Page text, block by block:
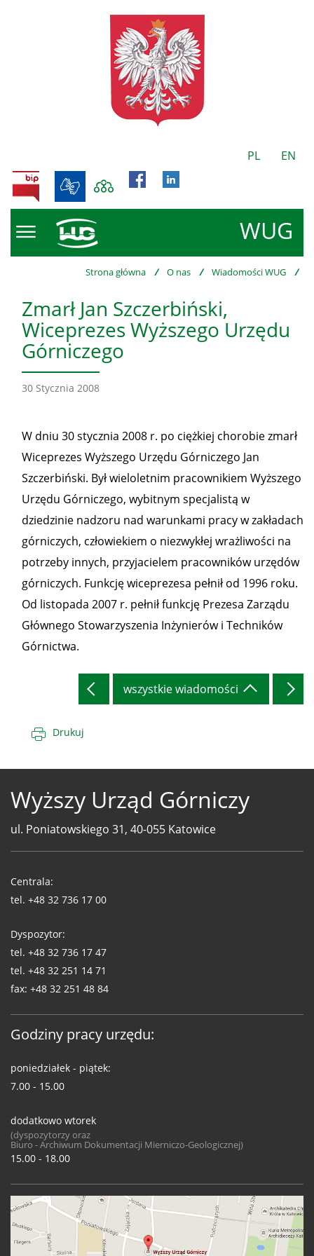
PL EN
WUG
BIP
Strona główna / O nas / Wiadomości WUG /
Zmarł Jan Szczerbiński,
Wiceprezes Wyższego Urzędu
Górniczego
30 Stycznia 2008
W dniu 30 stycznia 2008 r. po ciężkiej chorobie zmarł
Wiceprezes Wyższego Urzędu Górniczego Jan
Szczerbiński. Był wieloletnim pracownikiem Wyższego
Urzędu Górniczego, wybitnym specjalistą w
dziedzinie nadzoru nad warunkami pracy w zakładach
górniczych, człowiekiem o niezwykłej wrażliwości na
potrzeby innych, przyjacielem pracowników urzędów
górniczych. Funkcję wiceprezesa pełnił od 1996 roku.
Od listopada 2007 r. pełnił funkcję Prezesa Zarządu
Głównego Stowarzyszenia Inżynierów i Techników
Górnictwa.
wszystkie wiadomości
Drukuj
Wyższy Urząd Górniczy
ul. Poniatowskiego 31, 40-055 Katowice
WUG
Centrala:
tel. +48 32 736 17 00
Dyspozytor:
tel. +48 32 736 17 47
tel. +48 32 251 14 71
fax: +48 32 251 48 84
Godziny pracy urzędu:
poniedziałek - piątek:
7.00 - 15.00
dodatkowo wtorek
(dyspozytorzy oraz
Biuro - Archiwum Dokumentacji Mierniczo-Geologicznej)
15.00 - 18.00